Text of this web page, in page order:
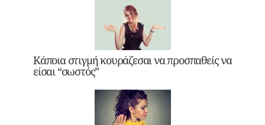
Κάποια στιγμή κουράζεσαι να προσπαθείς να
είσαι “σωστός”